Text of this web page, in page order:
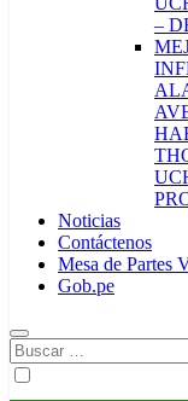
–
Noticias
Contáctenos
Mesa de Partes
Gob.pe
Buscar: